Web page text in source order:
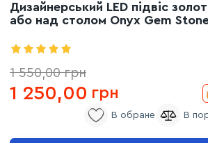
Дизайнерський LED підвіс
або над столом Onyx Gem
1 550,00 грн
1 250,00 грн